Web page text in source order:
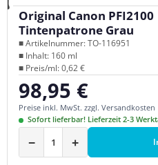
Original Canon PFI2100
Tintenpatrone Grau
■ Artikelnummer: TO-116951
■ Inhalt: 160 ml
■ Preis/ml: 0,62 €
Regulärer Preis:
98,95 €
Preise inkl. MwSt. zzgl. Versandkosten
Sofort lieferbar! Lieferzeit 2-3
− +